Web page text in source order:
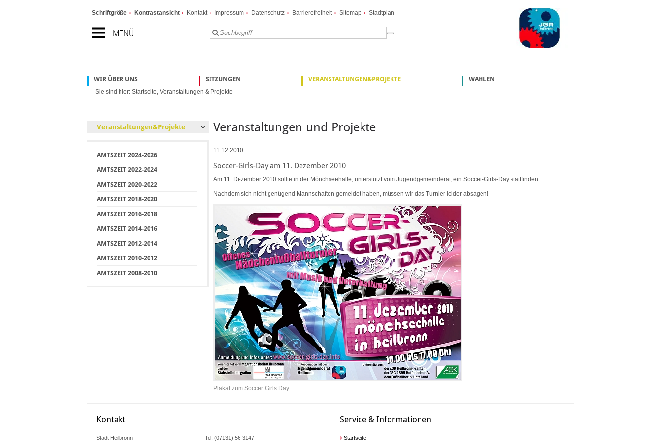
MENÜ
Schriftgröße Kontrastansicht Kontakt Impressum Datenschutz Barrierefreiheit Sitemap Stadtplan
WIR ÜBER UNS SITZUNGEN VERANSTALTUNGEN&PROJEKTE WAHLEN
Sie sind hier: Startseite, Veranstaltungen & Projekte
Veranstaltungen&Projekte
AMTSZEIT 2024-2026
AMTSZEIT 2022-2024
AMTSZEIT 2020-2022
AMTSZEIT 2018-2020
AMTSZEIT 2016-2018
AMTSZEIT 2014-2016
AMTSZEIT 2012-2014
AMTSZEIT 2010-2012
AMTSZEIT 2008-2010
Veranstaltungen und Projekte
11.12.2010
Soccer-Girls-Day am 11. Dezember 2010
Am 11. Dezember 2010 sollte in der Mönchseehalle, unterstützt vom Jugendgemeinderat, ein Soccer-Girls-Day stattfinden.
Nachdem sich nicht genügend Mannschaften gemeldet haben, müssen wir das Turnier leider absagen!
Plakat zum Soccer Girls Day
Kontakt
Stadt Heilbronn Tel. (07131) 56-3147
Service & Informationen
Startseite